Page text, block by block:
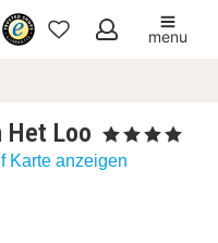
Meine
menu
Het Loo , 4 Sterne
Karte anzeigen